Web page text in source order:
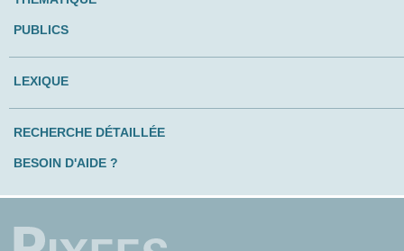
PUBLICS
LEXIQUE
RECHERCHE DÉTAILLÉE
BESOIN D'AIDE ?